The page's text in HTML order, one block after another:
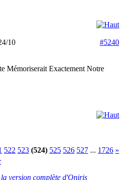
10
#5240
Mémoriserait Exactement Notre
522 523 (524) 525 526 527 ... 1726 »
version complète d'Oniris